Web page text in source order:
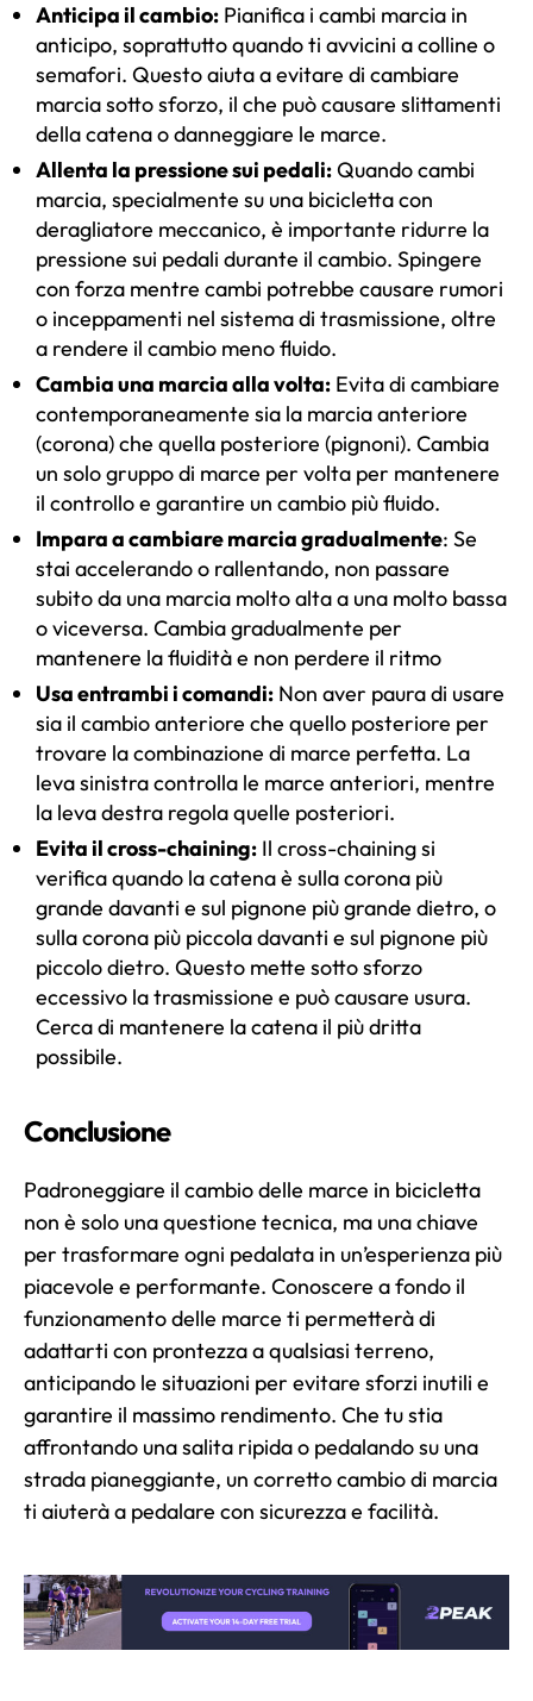
Anticipa il cambio: Pianifica i cambi marcia in
anticipo, soprattutto quando ti avvicini a colline o
semafori. Questo aiuta a evitare di cambiare
marcia sotto sforzo, il che può causare slittamenti
della catena o danneggiare le marce.
Allenta la pressione sui pedali:Quando cambi
marcia, specialmente su una bicicletta con
deragliatore meccanico, è importante ridurre la
pressione sui pedali durante il cambio. Spingere
con forza mentre cambi potrebbe causare rumori
o inceppamenti nel sistema di trasmissione, oltre
a rendere il cambio meno fluido.
Cambia una marcia alla volta: Evita di cambiare
contemporaneamente sia la marcia anteriore
(corona) che quella posteriore (pignoni). Cambia
un solo gruppo di marce per volta per mantenere
il controllo e garantire un cambio più fluido.
Impara a cambiare marcia gradualmente: Se
stai accelerando o rallentando, non passare
subito da una marcia molto alta a una molto bassa
o viceversa. Cambia gradualmente per
mantenere la fluidità e non perdere il ritmo
Usa entrambi i comandi: Non aver paura di usare
sia il cambio anteriore che quello posteriore per
trovare la combinazione di marce perfetta. La
leva sinistra controlla le marce anteriori, mentre
la leva destra regola quelle posteriori.
Evita il cross-chaining: Il cross-chaining si
verifica quando la catena è sulla corona più
grande davanti e sul pignone più grande dietro, o
sulla corona più piccola davanti e sul pignone più
piccolo dietro. Questo mette sotto sforzo
eccessivo la trasmissione e può causare usura.
Cerca di mantenere la catena il più dritta
possibile.
Conclusione
Padroneggiare il cambio delle marce in bicicletta
non è solo una questione tecnica, ma una chiave
per trasformare ogni pedalata in un’esperienza più
piacevole e performante. Conoscere a fondo il
funzionamento delle marce ti permetterà di
adattarti con prontezza a qualsiasi terreno,
anticipando le situazioni per evitare sforzi inutili e
garantire il massimo rendimento. Che tu stia
affrontando una salita ripida o pedalando su una
strada pianeggiante, un corretto cambio di marcia
ti aiuterà a pedalare con sicurezza e facilità.